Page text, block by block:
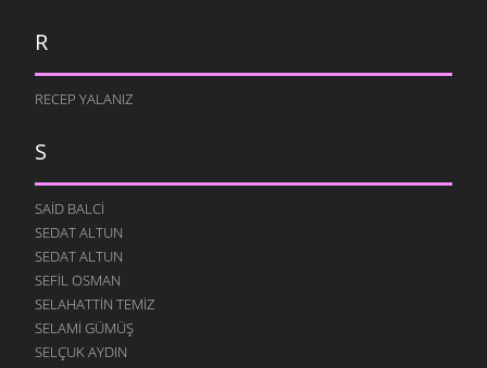
R
RECEP YALANIZ
S
SAID BALCI
SEDAT ALTUN
SEDAT ALTUN
SEFIL OSMAN
SELAHATTIN TEMIZ
SELAMI GÜMÜŞ
SELÇUK AYDIN